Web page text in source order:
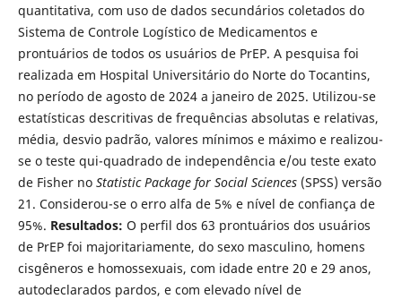
quantitativa, com uso de dados secundários coletados do
Sistema de Controle Logístico de Medicamentos e
prontuários de todos os usuários de PrEP. A pesquisa foi
realizada em Hospital Universitário do Norte do Tocantins,
no período de agosto de 2024 a janeiro de 2025. Utilizou-se
estatísticas descritivas de frequências absolutas e relativas,
média, desvio padrão, valores mínimos e máximo e realizou-
se o teste qui-quadrado de independência e/ou teste exato
de Fisher no Statistic Package for Social Sciences(SPSS) versão
21. Considerou-se o erro alfa de 5% e nível de confiança de
95%. Resultados: O perfil dos 63 prontuários dos usuários
de PrEP foi majoritariamente, do sexo masculino, homens
cisgêneros e homossexuais, com idade entre 20 e 29 anos,
autodeclarados pardos, e com elevado nível de